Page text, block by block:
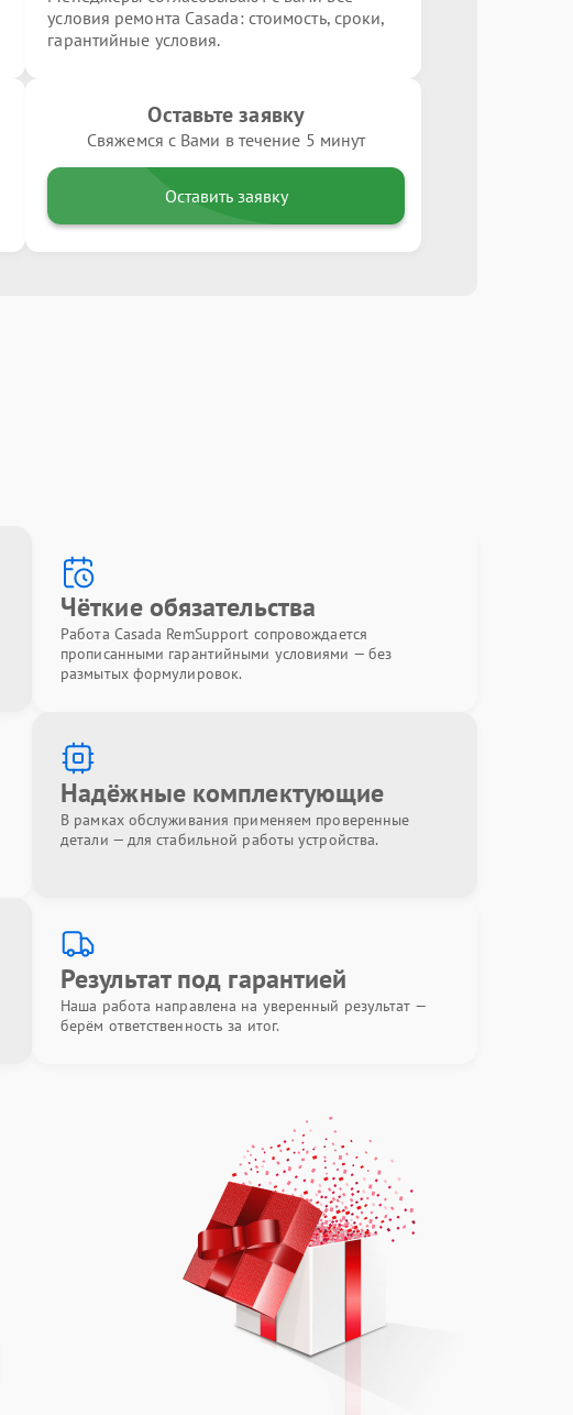
условия ремонта Casada: стоимость, сроки,
гарантийные условия.
Оставьте заявку
Свяжемся с Вами в течение 5 минут
Оставить заявку
Чёткие обязательства
Работа Casada RemSupport сопровождается
прописанными гарантийными условиями — без
размытых формулировок.
Надёжные комплектующие
В рамках обслуживания применяем проверенные
детали — для стабильной работы устройства.
Результат под гарантией
Наша работа направлена на уверенный результат —
берём ответственность за итог.